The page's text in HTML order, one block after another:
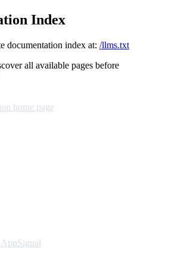
Index
documentation index at: /llms.txt
all available pages before
home page